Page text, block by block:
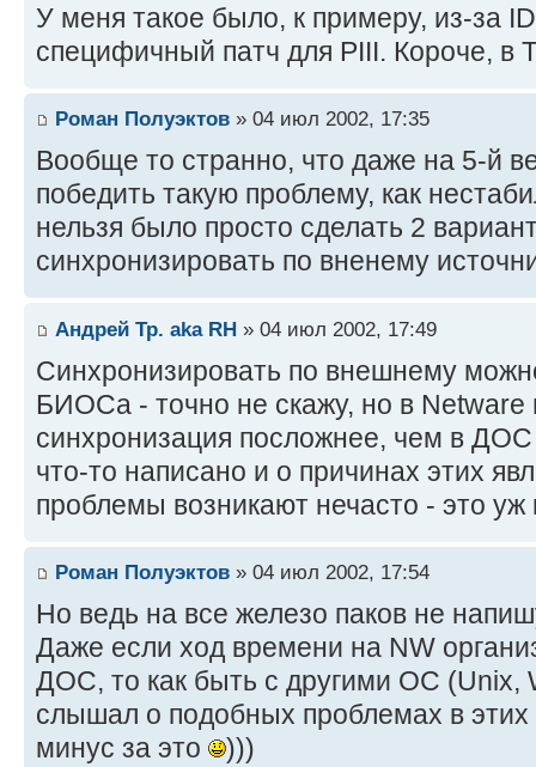
У меня такое было, к примеру, из-за
специфичный патч для PIII. Короче, в
Роман Полуэктов » 04 июл 2002, 17:35
Вообще то странно, что даже на 5-й
победить такую проблему, как
нельзя было просто сделать 2
синхронизировать по вненему
Андрей Тр. aka RH » 04 июл 2002, 17:49
Синхронизировать по внешнему
БИОСа - точно не скажу, но в Netware
синхронизация посложнее, чем в
что-то написано и о причинах этих
проблемы возникают нечасто - это уж
Роман Полуэктов » 04 июл 2002, 17:54
Но ведь на все железо паков не
Даже если ход времени на NW
ДОС, то как быть с другими ОС (Unix,
слышал о подобных проблемах в
минус за это
)))